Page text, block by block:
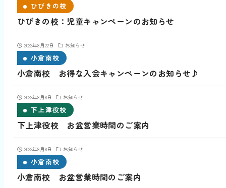
ひびきの校
ひびきの校：児童キャンペーンのお知らせ
2022年8月22日 お知らせ
小倉南校
小倉南校 お得な入会キャンペーンのお知らせ♪
2022年8月8日 お知らせ
下上津役校
下上津役校 お盆営業時間のご案内
2022年8月8日 お知らせ
小倉南校
小倉南校 お盆営業時間のご案内